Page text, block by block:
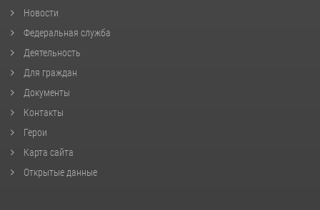
Новости
Федеральная служба
Деятельность
Для граждан
Документы
Контакты
Герои
Карта сайта
Открытые данные